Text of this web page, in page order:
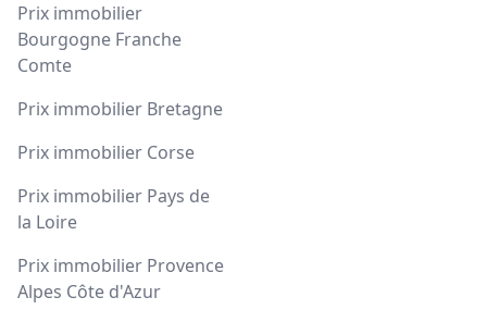
Prix immobilier
Bourgogne Franche
Comte
Prix immobilier Bretagne
Prix immobilier Corse
Prix immobilier Pays de
la Loire
Prix immobilier Provence
Alpes Côte d'Azur